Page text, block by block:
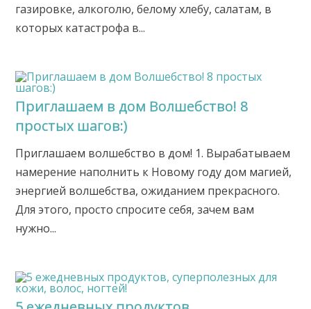
газировке, алкоголю, белому хлебу, салатам, в
которых катастрофа в...
Приглашаем в дом Волшебство! 8
простых шагов:)
Приглашаем волшебство в дом! 1. Вырабатываем
намерение наполнить к Новому году дом магией,
энергией волшебства, ожиданием прекрасного.
Для этого, просто спросите себя, зачем вам
нужно...